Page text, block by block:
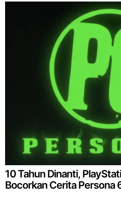
10 Tahun Dinanti,
Bocorkan Cerita Persona